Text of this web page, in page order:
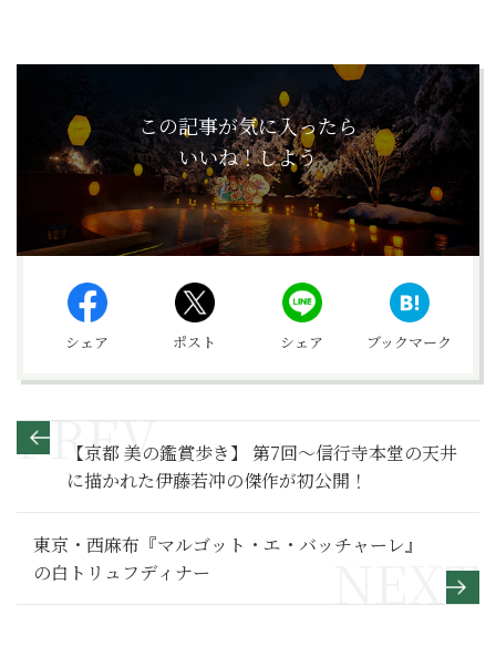
この記事が気に入ったら
いいね！しよう
シェア ポスト シェア ブックマーク
【京都 美の鑑賞歩き】 第7回～信行寺本堂の天井
に描かれた伊藤若冲の傑作が初公開！
東京・西麻布『マルゴット・エ・バッチャーレ』
の白トリュフディナー